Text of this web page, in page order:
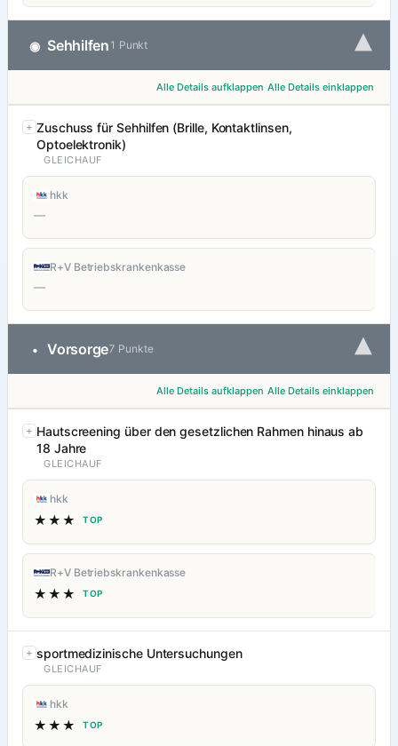
◉ Sehhilfen 1 Punkt ▾
Alle Details aufklappen Alle Details einklappen
Zuschuss für Sehhilfen (Brille, Kontaktlinsen,
Optoelektronik)
GLEICHAUF
hkk
—
R+V Betriebskrankenkasse
—
• Vorsorge7 Punkte ▾
Alle Details aufklappen Alle Details einklappen
Hautscreening über den gesetzlichen Rahmen hinaus ab
18 Jahre
GLEICHAUF
hkk
★★★ TOP
R+V Betriebskrankenkasse
★★★ TOP
sportmedizinische Untersuchungen
GLEICHAUF
hkk
★★★ TOP